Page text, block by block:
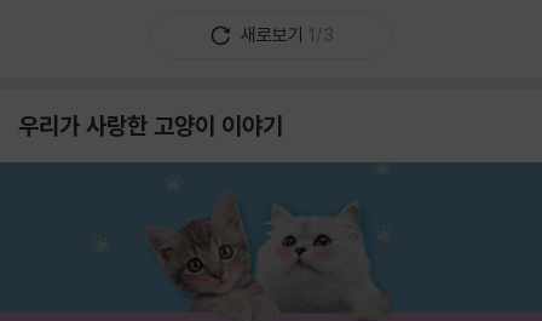
새로보기 1/3
우리가 사랑한 고양이 이야기